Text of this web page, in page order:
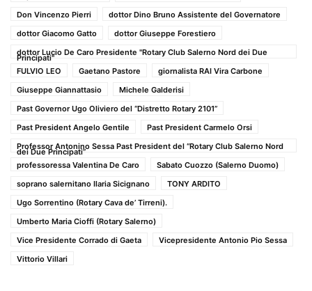
Don Vincenzo Pierri
dottor Dino Bruno Assistente del Governatore
dottor Giacomo Gatto
dottor Giuseppe Forestiero
dottor Lucio De Caro Presidente "Rotary Club Salerno Nord dei Due
Principati"
FULVIO LEO
Gaetano Pastore
giornalista RAI Vira Carbone
Giuseppe Giannattasio
Michele Galderisi
Past Governor Ugo Oliviero del “Distretto Rotary 2101”
Past President Angelo Gentile
Past President Carmelo Orsi
Professor Antonino Sessa Past President del “Rotary Club Salerno Nord
dei Due Principati”
professoressa Valentina De Caro
Sabato Cuozzo (Salerno Duomo)
soprano salernitano Ilaria Sicignano
TONY ARDITO
Ugo Sorrentino (Rotary Cava de’ Tirreni).
Umberto Maria Cioffi (Rotary Salerno)
Vice Presidente Corrado di Gaeta
Vicepresidente Antonio Pio Sessa
Vittorio Villari